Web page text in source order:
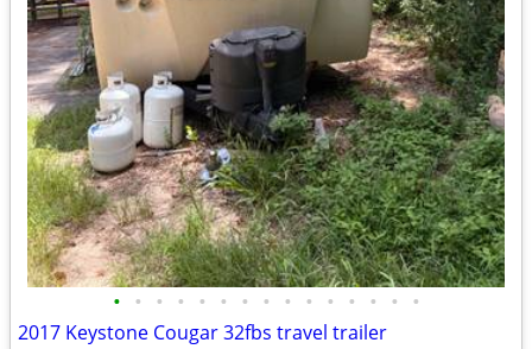
• • • • • • • • • • • • • • •
2017 Keystone Cougar 32fbs travel trailer